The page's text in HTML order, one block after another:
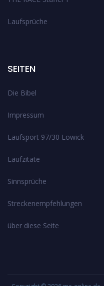
Laufsprüche
SEITEN
Die Bibel
Impressum
Laufsport 97/30 Lowick
Laufzitate
Sinnsprüche
Streckenempfehlungen
über diese Seite